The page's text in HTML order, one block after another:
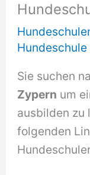
Sie suchen
Zypern um
ausbilden zu
folgenden